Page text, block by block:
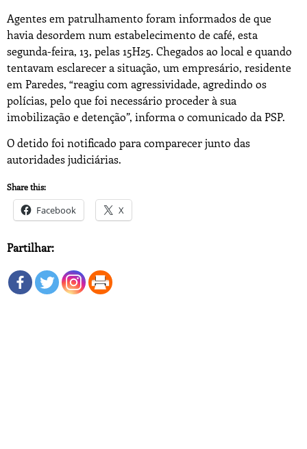
Agentes em patrulhamento foram informados de que
havia desordem num estabelecimento de café, esta
segunda-feira, 13, pelas 15H25. Chegados ao local e quando
tentavam esclarecer a situação, um empresário, residente
em Paredes, “reagiu com agressividade, agredindo os
polícias, pelo que foi necessário proceder à sua
imobilização e detenção”, informa o comunicado da PSP.
O detido foi notificado para comparecer junto das
autoridades judiciárias.
Share this:
Facebook X
Partilhar: